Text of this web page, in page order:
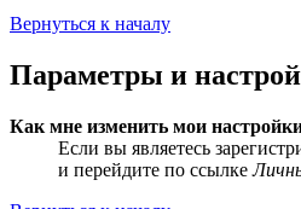
Вернуться к началу
Параметры и
Как мне изменить мои
Если вы являетесь
и перейдите по ссылке